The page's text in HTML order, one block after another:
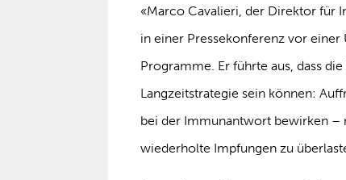
«Marco Cavalieri, der Direktor für
in einer Pressekonferenz vor
Programme. Er führte aus, dass
Langzeitstrategie sein können:
bei der Immunantwort bewirken –
wiederholte Impfungen zu